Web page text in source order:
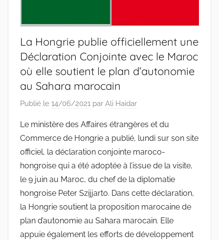
La Hongrie publie officiellement une
Déclaration Conjointe avec le Maroc
où elle soutient le plan d’autonomie
au Sahara marocain
Publié le 14/06/2021 par Ali Haidar
Le ministère des Affaires étrangères et du
Commerce de Hongrie a publié, lundi sur son site
officiel, la déclaration conjointe maroco-
hongroise qui a été adoptée à l’issue de la visite,
le 9 juin au Maroc, du chef de la diplomatie
hongroise Peter Szijjarto. Dans cette déclaration,
la Hongrie soutient la proposition marocaine de
plan d’autonomie au Sahara marocain. Elle
appuie également les efforts de développement